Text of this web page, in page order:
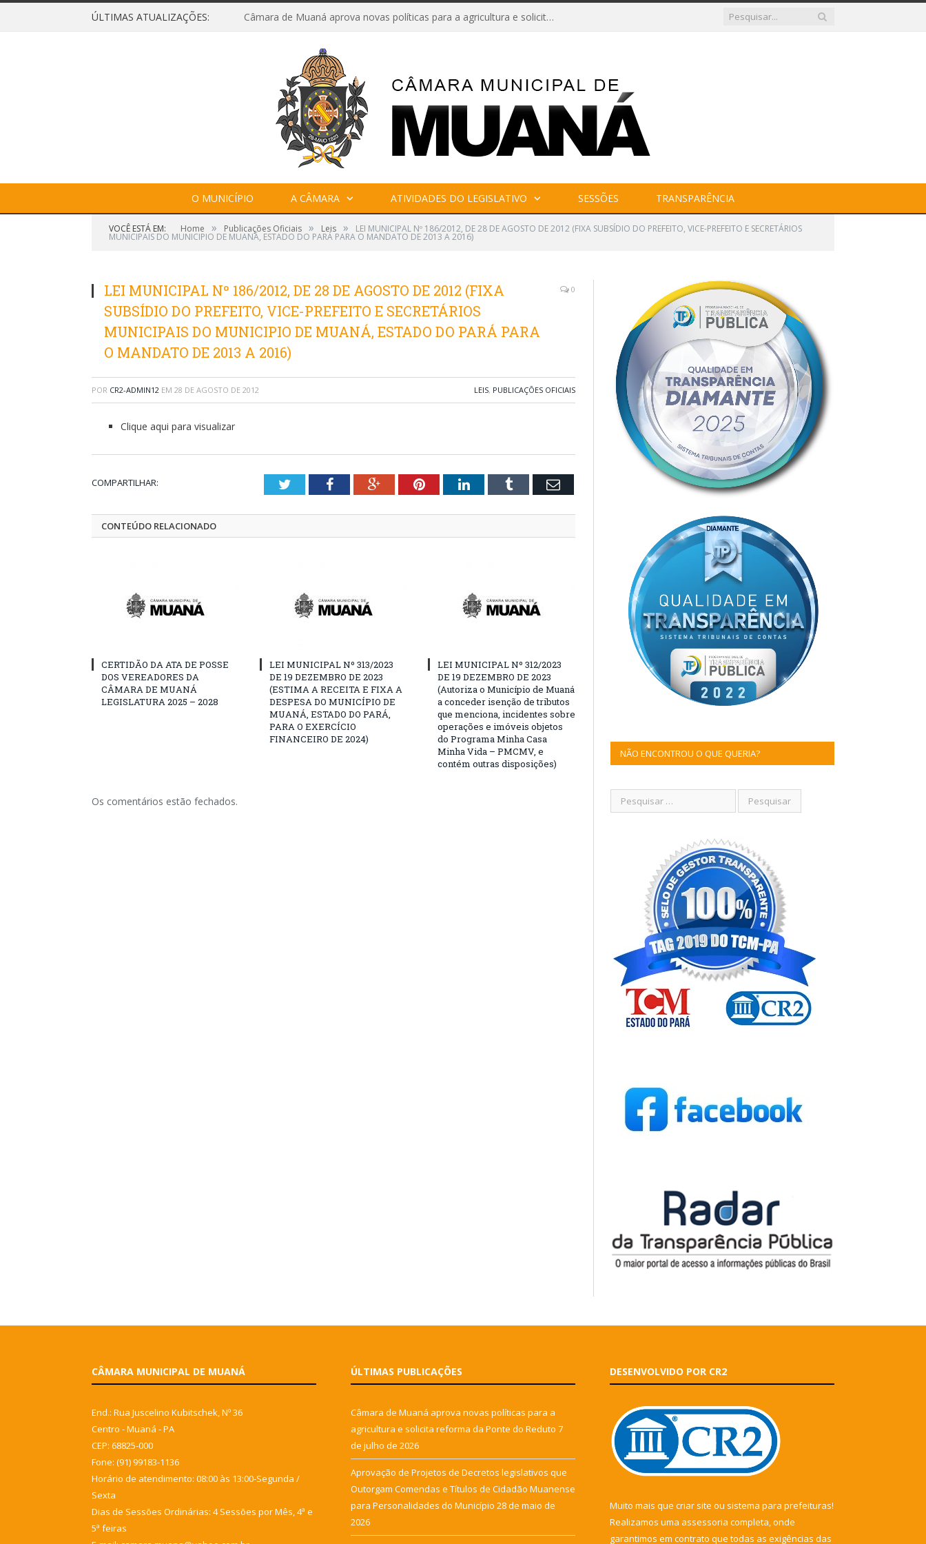
ÚLTIMAS ATUALIZAÇÕES: Câmara de Muaná aprova novas políticas para a agricultura e solicita reforma da Ponte do Reduto
O MUNICÍPIO A CÂMARA ATIVIDADES DO LEGISLATIVO SESSÕES TRANSPARÊNCIA
VOCÊ ESTÁ EM: Home » Publicações Oficiais » Leis » LEI MUNICIPAL Nº 186/2012, DE 28 DE AGOSTO DE 2012 (FIXA SUBSÍDIO DO PREFEITO, VICE-PREFEITO E SECRETÁRIOS
MUNICIPAIS DO MUNICIPIO DE MUANÁ, ESTADO DO PARÁ PARA O MANDATO DE 2013 A 2016)
LEI MUNICIPAL Nº 186/2012, DE 28 DE AGOSTO DE 2012 (FIXA
SUBSÍDIO DO PREFEITO, VICE-PREFEITO E SECRETÁRIOS
MUNICIPAIS DO MUNICIPIO DE MUANÁ, ESTADO DO PARÁ PARA
O MANDATO DE 2013 A 2016)
0
POR CR2-ADMIN12 EM 28 DE AGOSTO DE 2012 LEIS, PUBLICAÇÕES OFICIAIS
Clique aqui para visualizar
COMPARTILHAR: TwitterFacebookGoogle+PinterestLinkedInTumblr Email
CONTEÚDO RELACIONADO
CERTIDÃO DA ATA DE POSSE
DOS VEREADORES DA
CÂMARA DE MUANÁ
LEGISLATURA 2025 – 2028
LEI MUNICIPAL Nº 313/2023
DE 19 DEZEMBRO DE 2023
(ESTIMA A RECEITA E FIXA A
DESPESA DO MUNICÍPIO DE
MUANÁ, ESTADO DO PARÁ,
PARA O EXERCÍCIO
FINANCEIRO DE 2024)
LEI MUNICIPAL Nº 312/2023
DE 19 DEZEMBRO DE 2023
(Autoriza o Município de Muaná
a conceder isenção de tributos
que menciona, incidentes sobre
operações e imóveis objetos
do Programa Minha Casa
Minha Vida – PMCMV, e
contém outras disposições)
Os comentários estão fechados.
NÃO ENCONTROU O QUE QUERIA?
CÂMARA MUNICIPAL DE MUANÁ
End.: Rua Juscelino Kubitschek, Nº 36
Centro - Muaná - PA
CEP: 68825-000
Fone: (91) 99183-1136
Horário de atendimento: 08:00 às 13:00-Segunda /
Sexta
Dias de Sessões Ordinárias: 4 Sessões por Mês, 4ª e
5ª feiras
ÚLTIMAS PUBLICAÇÕES
Câmara de Muaná aprova novas políticas para a
agricultura e solicita reforma da Ponte do Reduto 7
de julho de 2026
Aprovação de Projetos de Decretos legislativos que
Outorgam Comendas e Títulos de Cidadão Muanense
para Personalidades do Município 28 de maio de
2026
DESENVOLVIDO POR CR2
Muito mais que criar site ou sistema para prefeituras!
Realizamos uma assessoria completa, onde
garantimos em contrato que todas as exigências das